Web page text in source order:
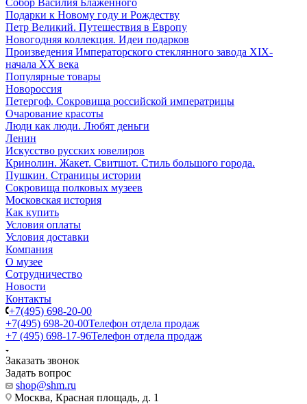
Собор Василия Блаженного
Подарки к Новому году и Рождеству
Петр Великий. Путешествия в Европу
Новогодняя коллекция. Идеи подарков
Произведения Императорского стеклянного завода XIX-
начала XX века
Популярные товары
Новороссия
Петергоф. Сокровища российской императрицы
Очарование красоты
Люди как люди. Любят деньги
Ленин
Искусство русских ювелиров
Кринолин. Жакет. Свитшот. Стиль большого города.
Пушкин. Страницы истории
Сокровища полковых музеев
Московская история
Как купить
Условия оплаты
Условия доставки
Компания
О музее
Сотрудничество
Новости
Контакты
+7(495) 698-20-00
+7(495) 698-20-00Телефон отдела продаж
+7 (495) 698-17-96Телефон отдела продаж
Заказать звонок
Задать вопрос
shop@shm.ru
Москва, Красная площадь, д. 1